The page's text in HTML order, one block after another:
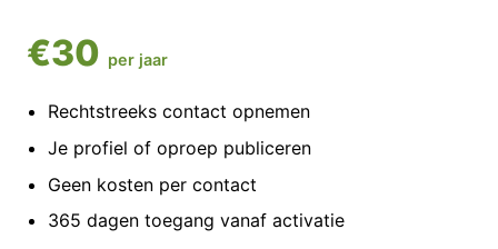
€30 per jaar
Rechtstreeks contact opnemen
Je profiel of oproep publiceren
Geen kosten per contact
365 dagen toegang vanaf activatie